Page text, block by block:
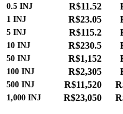
0.5 INJ R$11.52
1 INJ R$23.05
5 INJ R$115.2
10 INJ R$230.5
50 INJ R$1,152
100 INJ R$2,305
500 INJ R$11,520
1,000 INJ R$23,050